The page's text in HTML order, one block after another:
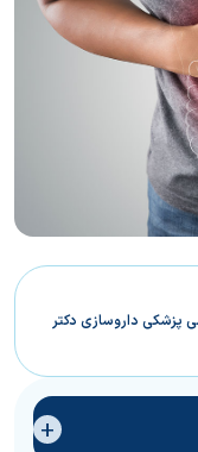
پزشکی داروسازی دکتر
+